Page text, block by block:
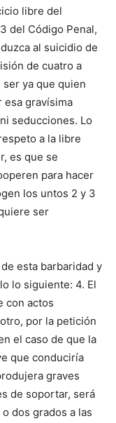
libre del
del Código Penal,
al suicidio de
de cuatro a
ser ya que quien
esa gravísima
seducciones. Lo
a la libre
es que se
para hacer
los untos 2 y 3
ser
esta barbaridad y
lo siguiente: 4. El
con actos
por la petición
el caso de que la
que conduciría
graves
de soportar, será
dos grados a las